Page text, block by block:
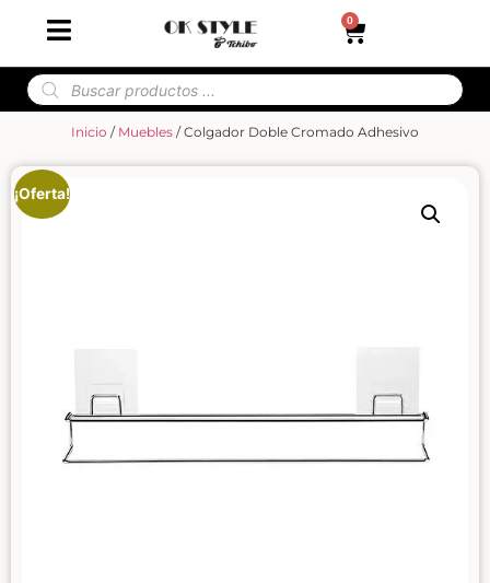
0
Inicio / Muebles / Colgador Doble Cromado Adhesivo
¡Oferta!